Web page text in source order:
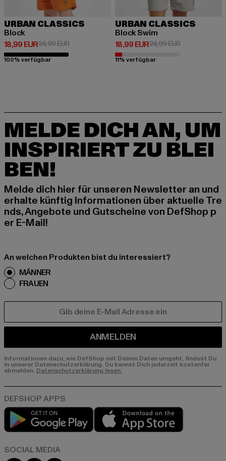
URBAN CLASSICS
Block
18,99 EUR
Derzeitiger Preis: 18,99 EUR
24,99 EURAktionspreis: 24,99 EUR
100% verfügbar
URBAN CLASSICS
Block Swim
18,99 EUR
Derzeitiger Preis: 18,99 EUR
24,99 EURAktionspreis:
11% verfügbar
MELDE DICH AN, UM
INSPIRIERT ZU BLEI
BEN!
Melde dich hier für unseren Newsletter an und
erhalte künftig Informationen über aktuelle Tre
nds, Angebote und Gutscheine von DefShop p
er E-Mail!
An welchen Produkten bist du interessiert?
MÄNNER
FRAUEN
ANMELDEN
Informationen dazu, wie DefShop mit Deinen Daten umgeht, findest Du
in unserer Datenschutzerklärung. Du kannst Dich jederzeit kostenfei
abmelden. Datenschutzerklärung lesen.
Play market